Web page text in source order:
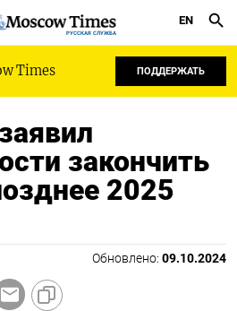
РУССКАЯ СЛУЖБА
EN
Times ПОДДЕРЖАТЬ
закончить
2025
Обновлено: 09.10.2024